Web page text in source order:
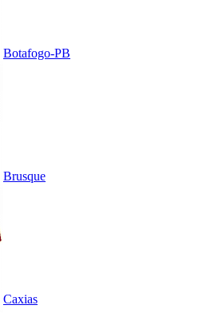
Botafogo-PB
Brusque
Caxias